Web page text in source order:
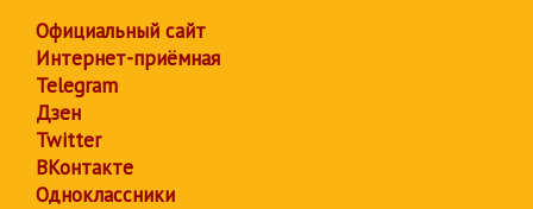
Официальный сайт
Интернет-приёмная
Telegram
Дзен
Twitter
ВКонтакте
Одноклассники